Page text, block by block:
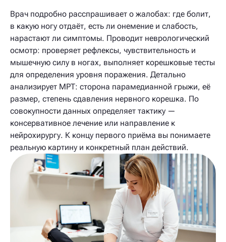
Врач подробно расспрашивает о жалобах: где болит,
в какую ногу отдаёт, есть ли онемение и слабость,
нарастают ли симптомы. Проводит неврологический
осмотр: проверяет рефлексы, чувствительность и
мышечную силу в ногах, выполняет корешковые тесты
для определения уровня поражения. Детально
анализирует МРТ: сторона парамедианной грыжи, её
размер, степень сдавления нервного корешка. По
совокупности данных определяет тактику —
консервативное лечение или направление к
нейрохирургу. К концу первого приёма вы понимаете
реальную картину и конкретный план действий.